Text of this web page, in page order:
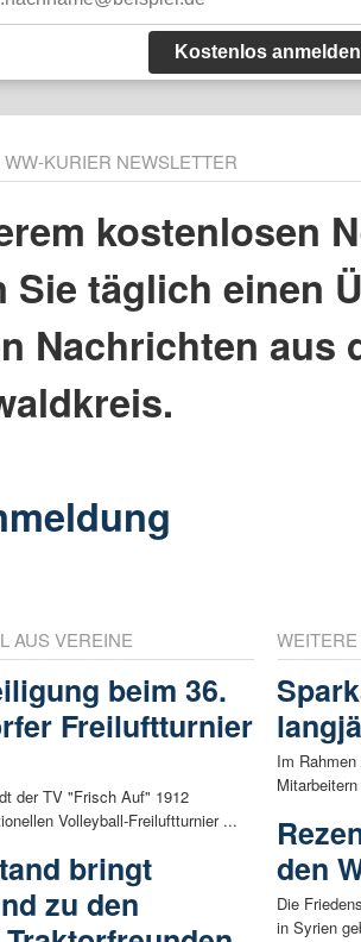
Kostenlos anmelden
KURIER NEWSLETTER
kostenlosen
Sie täglich einen
Nachrichten aus
AUS VEREINE
beim 36.
Freiluftturnier
der TV "Frisch Auf" 1912
Volleyball-Freiluftturnier ...
bringt
zu den
Im
den
Die
in Syrien